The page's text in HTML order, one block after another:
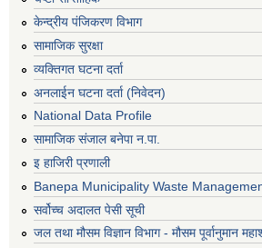
केन्द्रीय पंजिकरण विभाग
सामाजिक सुरक्षा
व्यक्तिगत घटना दर्ता
अनलाईन घटना दर्ता (निवेदन)
National Data Profile
सामाजिक संजाल बनेपा न.पा.
इ हाजिरी प्रणाली
Banepa Municipality Waste
सर्वोच्च अदालत पेसी सूची
जल तथा मौसम विज्ञान विभाग - मौसम पूर्वानुमान